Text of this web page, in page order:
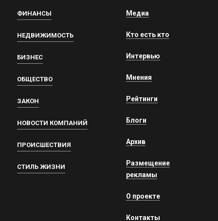
ФИНАНСЫ
НЕДВИЖИМОСТЬ
БИЗНЕС
ОБЩЕСТВО
ЗАКОН
НОВОСТИ КОМПАНИЙ
ПРОИСШЕСТВИЯ
СТИЛЬ ЖИЗНИ
Медиа
Кто есть кто
Интервью
Мнения
Рейтинги
Блоги
Архив
Размещение
рекламы
О проекте
Контакты